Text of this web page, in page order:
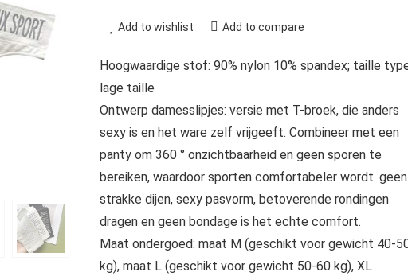
Add to wishlist Add to compare
Hoogwaardige stof: 90% nylon 10% spandex; taille
lage taille
Ontwerp damesslipjes: versie met T-broek, die anders
sexy is en het ware zelf vrijgeeft. Combineer met een
panty om 360 ° onzichtbaarheid en geen sporen te
bereiken, waardoor sporten comfortabeler wordt. geen
strakke dijen, sexy pasvorm, betoverende rondingen
dragen en geen bondage is het echte comfort.
Maat ondergoed: maat M (geschikt voor gewicht 40-
kg), maat L (geschikt voor gewicht 50-60 kg), XL